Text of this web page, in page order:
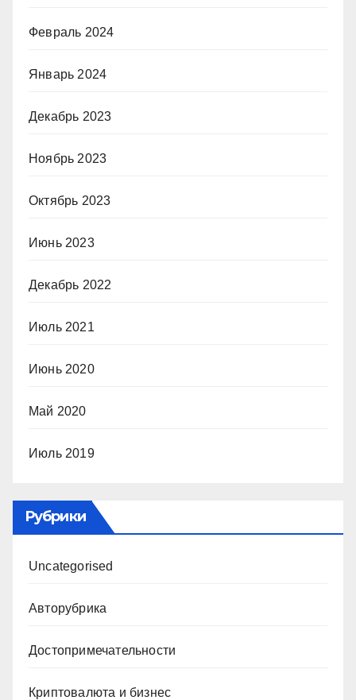
Февраль 2024
Январь 2024
Декабрь 2023
Ноябрь 2023
Октябрь 2023
Июнь 2023
Декабрь 2022
Июль 2021
Июнь 2020
Май 2020
Июль 2019
Рубрики
Uncategorised
Авторубрика
Достопримечательности
Криптовалюта и бизнес